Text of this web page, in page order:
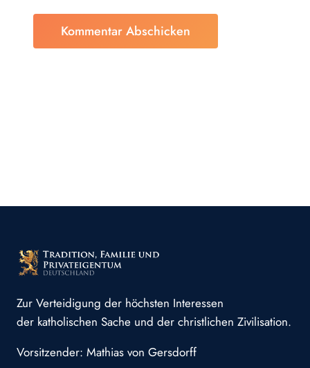
Zur Verteidigung der höchsten Interessen
der katholischen Sache und der christlichen Zivilisation.
Vorsitzender: Mathias von Gersdorff